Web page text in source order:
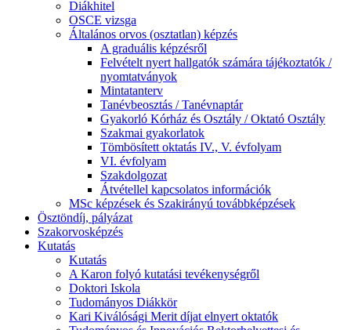
Diákhitel
OSCE vizsga
Általános orvos (osztatlan) képzés
A graduális képzésről
Felvételt nyert hallgatók számára tájékoztatók /
nyomtatványok
Mintatanterv
Tanévbeosztás / Tanévnaptár
Gyakorló Kórház és Osztály / Oktató Osztály
Szakmai gyakorlatok
Tömbösített oktatás IV., V. évfolyam
VI. évfolyam
Szakdolgozat
Átvétellel kapcsolatos információk
MSc képzések és Szakirányú továbbképzések
Ösztöndíj, pályázat
Szakorvosképzés
Kutatás
Kutatás
A Karon folyó kutatási tevékenységről
Doktori Iskola
Tudományos Diákkör
Kari Kiválósági Merit díjat elnyert oktatók